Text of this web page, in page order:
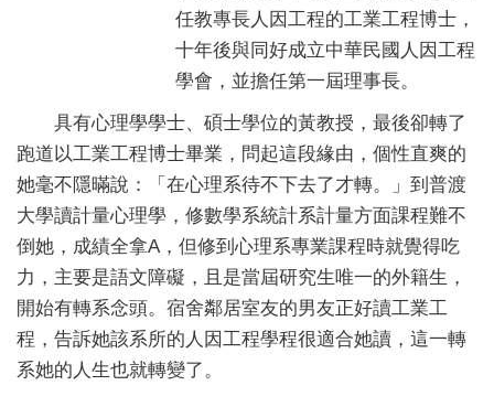
任教專長人因工程的工業工程博士，
十年後與同好成立中華民國人因工程
學會，並擔任第一屆理事長。
具有心理學學士、碩士學位的黃教授，最後卻轉了
跑道以工業工程博士畢業，問起這段緣由，個性直爽的
她毫不隱暪說：「在心理系待不下去了才轉。」到普渡
大學讀計量心理學，修數學系統計系計量方面課程難不
倒她，成績全拿A，但修到心理系專業課程時就覺得吃
力，主要是語文障礙，且是當屆研究生唯一的外籍生，
開始有轉系念頭。宿舍鄰居室友的男友正好讀工業工
程，告訴她該系所的人因工程學程很適合她讀，這一轉
系她的人生也就轉變了。